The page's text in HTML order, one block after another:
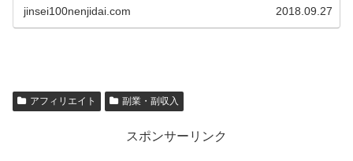
jinsei100nenjidai.com 2018.09.27
アフィリエイト 副業・副収入
スポンサーリンク